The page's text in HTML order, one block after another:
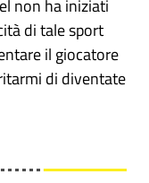
non ha iniziati
di tale sport
il giocatore
di diventate